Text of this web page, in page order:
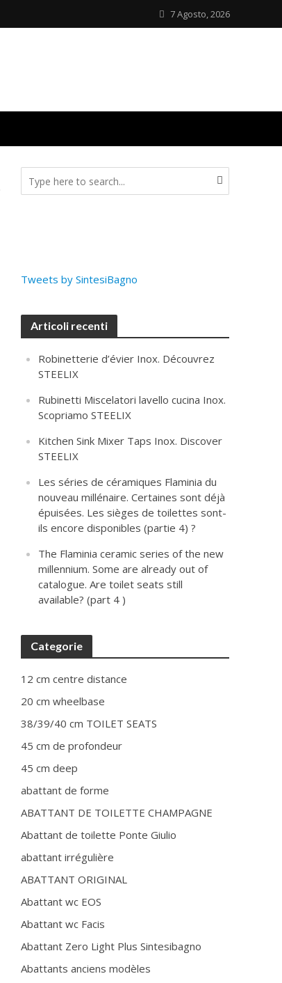
7 Agosto, 2026
Tweets by SintesiBagno
Articoli recenti
Robinetterie d’évier Inox. Découvrez
STEELIX
Rubinetti Miscelatori lavello cucina Inox.
Scopriamo STEELIX
Kitchen Sink Mixer Taps Inox. Discover
STEELIX
Les séries de céramiques Flaminia du
nouveau millénaire. Certaines sont déjà
épuisées. Les sièges de toilettes sont-
ils encore disponibles (partie 4) ?
The Flaminia ceramic series of the new
millennium. Some are already out of
catalogue. Are toilet seats still
available? (part 4 )
Categorie
12 cm centre distance
20 cm wheelbase
38/39/40 cm TOILET SEATS
45 cm de profondeur
45 cm deep
abattant de forme
ABATTANT DE TOILETTE CHAMPAGNE
Abattant de toilette Ponte Giulio
abattant irrégulière
ABATTANT ORIGINAL
Abattant wc EOS
Abattant wc Facis
Abattant Zero Light Plus Sintesibagno
Abattants anciens modèles